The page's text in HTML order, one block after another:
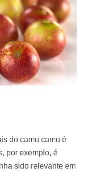
do camu camu é
por exemplo, é
sido relevante em